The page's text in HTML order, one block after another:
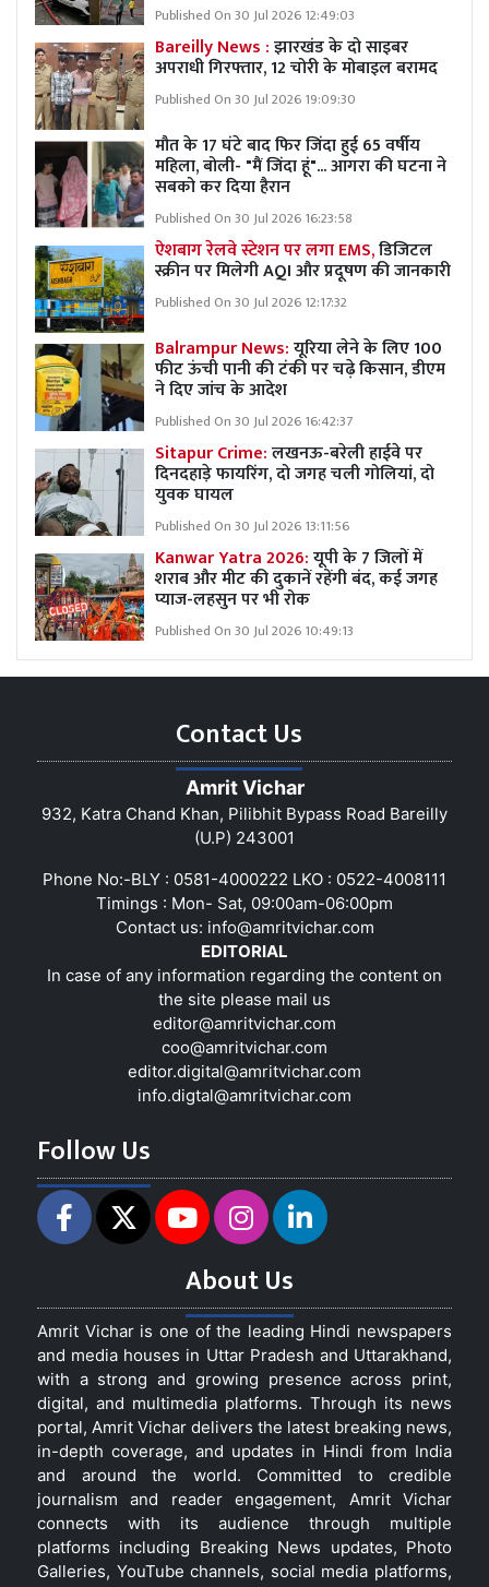
Published On 30 Jul 2026 12:49:03
Bareilly News :झारखंड के दो साइबर
अपराधी गिरफ्तार, 12 चोरी के मोबाइल बरामद
Published On 30 Jul 2026 19:09:30
मौत के 17 घंटे बाद फिर जिंदा हुई 65 वर्षीय
महिला, बोली- "मैं जिंदा हूं"... आगरा की घटना ने
सबको कर दिया हैरान
Published On 30 Jul 2026 16:23:58
ऐशबाग रेलवे स्टेशन पर लगा EMS,डिजिटल
स्क्रीन पर मिलेगी AQI और प्रदूषण की जानकारी
Published On 30 Jul 2026 12:17:32
Balrampur News:यूरिया लेने के लिए 100
फीट ऊंची पानी की टंकी पर चढ़े किसान, डीएम
ने दिए जांच के आदेश
Published On 30 Jul 2026 16:42:37
Sitapur Crime:लखनऊ-बरेली हाईवे पर
दिनदहाड़े फायरिंग, दो जगह चली गोलियां, दो
युवक घायल
Published On 30 Jul 2026 13:11:56
Kanwar Yatra 2026:यूपी के 7 जिलों में
शराब और मीट की दुकानें रहेंगी बंद, कई जगह
प्याज-लहसुन पर भी रोक
Published On 30 Jul 2026 10:49:13
Contact Us
Amrit Vichar
932, Katra Chand Khan, Pilibhit Bypass Road Bareilly
(U.P) 243001
Phone No:-BLY : 0581-4000222 LKO : 0522-4008111
Timings : Mon- Sat, 09:00am-06:00pm
Contact us: info@amritvichar.com
EDITORIAL
In case of any information regarding the content on
the site please mail us
editor@amritvichar.com
coo@amritvichar.com
editor.digital@amritvichar.com
info.digtal@amritvichar.com
Follow Us
About Us
Amrit Vichar is one of the leading Hindi newspapers
and media houses in Uttar Pradesh and Uttarakhand,
with a strong and growing presence across print,
digital, and multimedia platforms. Through its news
portal, Amrit Vichar delivers the latest breaking news,
in-depth coverage, and updates in Hindi from India
and around the world. Committed to credible
journalism and reader engagement, Amrit Vichar
connects with its audience through multiple
platforms including Breaking News updates, Photo
Galleries, YouTube channels, social media platforms,